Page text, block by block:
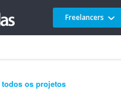
Freelancers
todos os projetos